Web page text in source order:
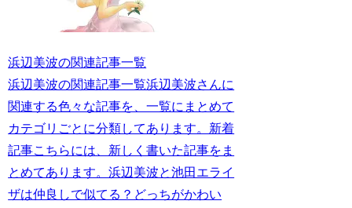
浜辺美波の関連記事一覧
浜辺美波の関連記事一覧浜辺美波さんに
関連する色々な記事を、一覧にまとめて
カテゴリごとに分類してあります。新着
記事こちらには、新しく書いた記事をま
とめてあります。浜辺美波と池田エライ
ザは仲良しで似てる？どっちがかわい